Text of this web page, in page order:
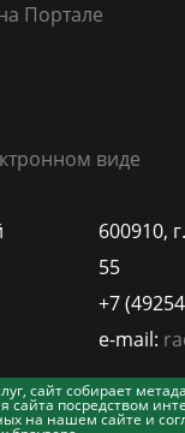
сайт собирает
сайта посредством
на нашем сайте и
Портале
виде
600910,
55
+7
e-mail: